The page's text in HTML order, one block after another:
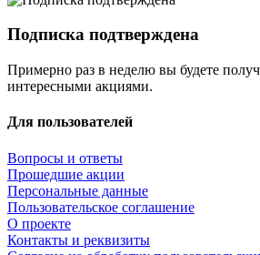
Подписка подтверждена
Примерно раз в неделю вы будете
интересными акциями.
Для пользователей
Вопросы и ответы
Прошедшие акции
Персональные данные
Пользовательское соглашение
О проекте
Контакты и реквизиты